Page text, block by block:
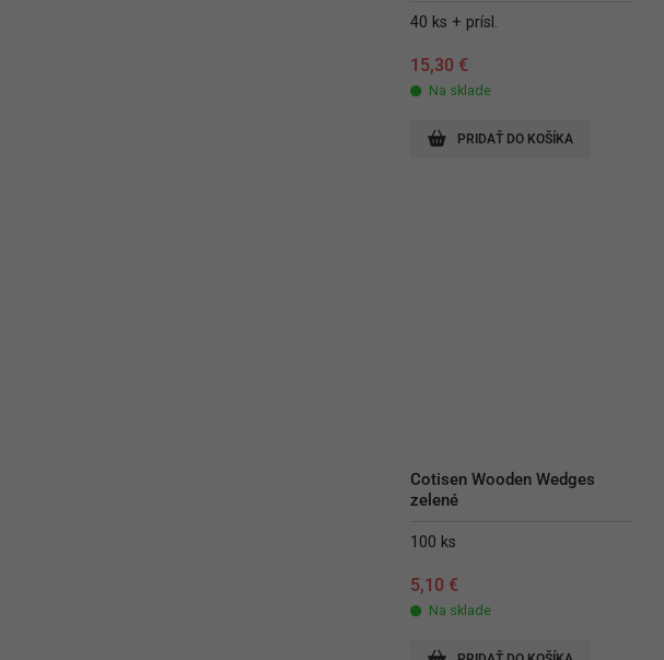
40 ks + prísl.
15,30 €
Na sklade
PRIDAŤ DO KOŠÍKA
Cotisen Wooden Wedges
zelené
100 ks
5,10 €
Na sklade